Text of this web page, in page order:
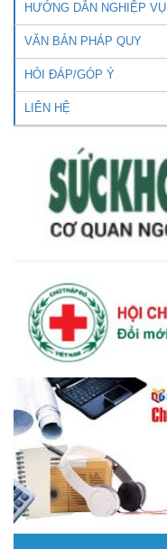
HƯỚNG DẪN NGHIỆP VỤ
VĂN BẢN PHÁP QUY
HỎI ĐÁP/GÓP Ý
LIÊN HỆ